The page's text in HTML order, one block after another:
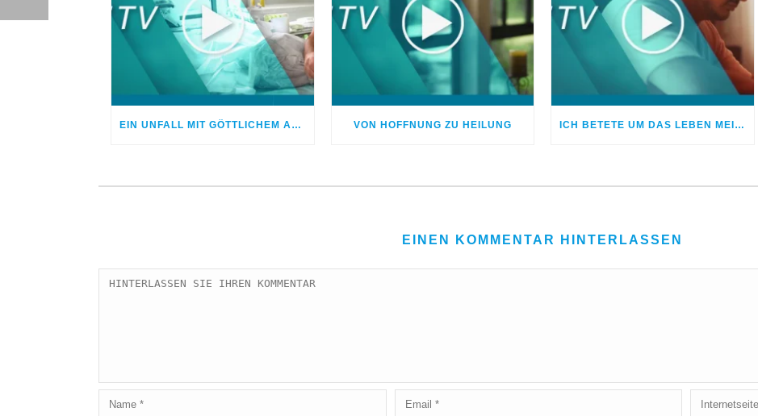
EIN UNFALL MIT GÖTTLICHEM AUSGANG VON HOFFNUNG ZU HEILUNG ICH BETETE UM DAS LEBEN MEINES KINDES
EINEN KOMMENTAR HINTERLASSEN